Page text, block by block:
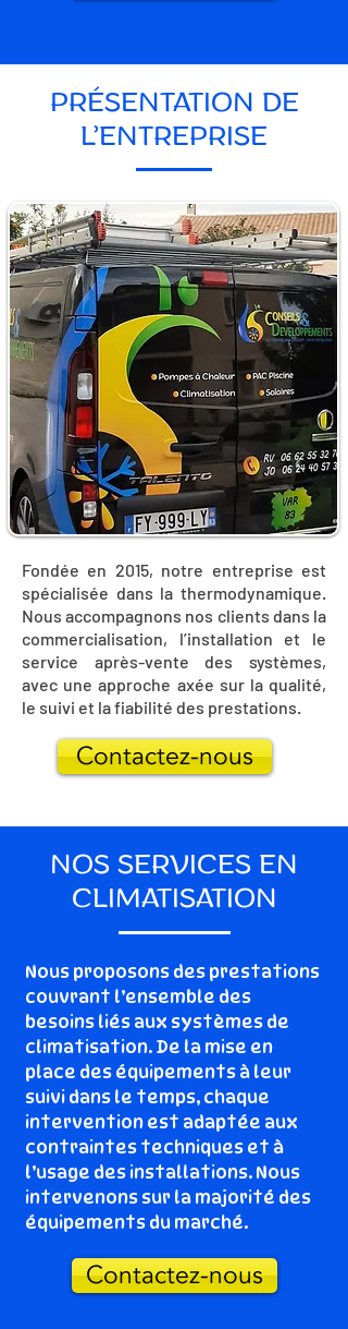
PRÉSENTATION DE
L’ENTREPRISE
Fondée en 2015, notre entreprise est
spécialisée dans la thermodynamique.
Nous accompagnons nos clients dans la
commercialisation, l’installation et le
service après-vente des systèmes,
avec une approche axée sur la qualité,
le suivi et la fiabilité des prestations.
Contactez-nous
NOS SERVICES EN
CLIMATISATION
Nous proposons des prestations
couvrant l’ensemble des
besoins liés aux systèmes de
climatisation. De la mise en
place des équipements à leur
suivi dans le temps, chaque
intervention est adaptée aux
contraintes techniques et à
l’usage des installations. Nous
intervenons sur la majorité des
équipements du marché.
Contactez-nous